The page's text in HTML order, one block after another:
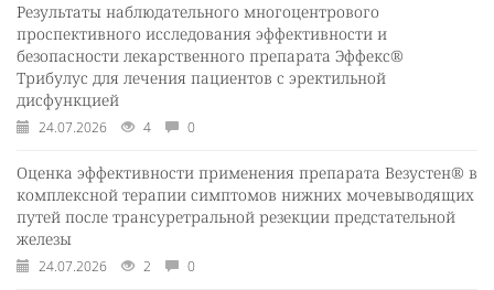
Результаты наблюдательного многоцентрового
проспективного исследования эффективности и
безопасности лекарственного препарата Эффекс®
Трибулус для лечения пациентов с эректильной
дисфункцией
24.07.2026 4 0
Оценка эффективности применения препарата Везустен® в
комплексной терапии симптомов нижних мочевыводящих
путей после трансуретральной резекции предстательной
железы
24.07.2026 2 0